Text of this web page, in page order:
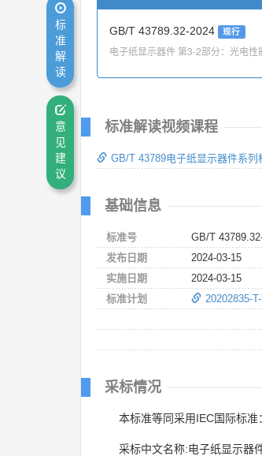
GB/T 43789.32-2024 现行
电子纸显示器件 第3-2部分：光电性
标准解读视频课程
GB/T 43789电子纸显示器件系列
基础信息
标准号
GB/T
发布日期
2024-03-15
实施日期
2024-03-15
标准计划
20202835-
采标情况
本标准等同采用IEC国际标准
采标中文名称:电子纸显示器
标
准
解
读
意
见
建
议